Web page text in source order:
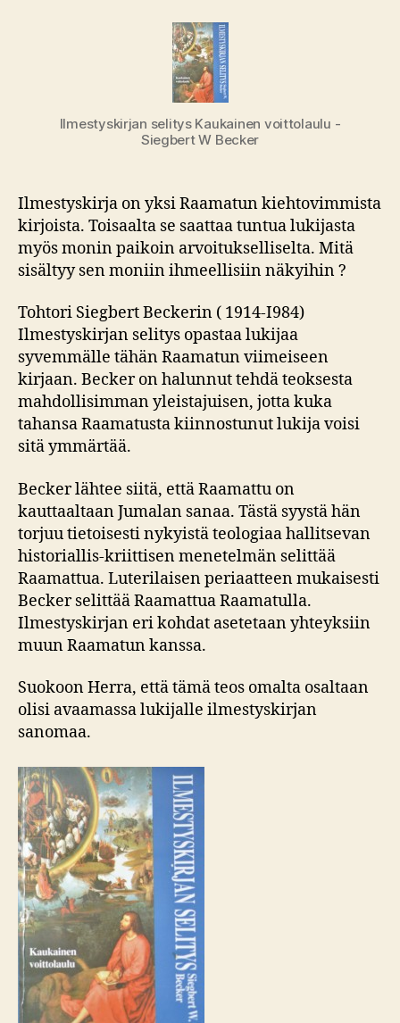
Ilmestyskirjan selitys Kaukainen voittolaulu -
Siegbert W Becker
Ilmestyskirja on yksi Raamatun kieh­tovimmista
kirjoista. Toisaalta se saattaa tuntua lukijasta
myös monin paikoin arvoi­tukselliselta. Mitä
sisältyy sen moniin ihmeellisiin näkyihin ?
Tohtori Siegbert Beckerin ( 1914-­I984)
Ilmestyskirjan selitys opastaa lu­kijaa
syvemmälle tähän Raamatun viimei­seen
kirjaan. Becker on halunnut tehdä teoksesta
mahdollisimman yleistajuisen, jot­ta kuka
tahansa Raamatusta kiinnostunut lu­kija voisi
sitä ymmärtää.
Becker lähtee siitä, että Raamattu on
kauttaaltaan Jumalan sanaa. Tästä syystä hän
torjuu tietoisesti nykyistä teologiaa hal­litsevan
historiallis-kriittisen menetelmän se­littää
Raamattua. Luterilaisen periaatteen mukaisesti
Becker selittää Raamattua Raamatulla.
Ilmestyskirjan eri kohdat ase­tetaan yhteyksiin
muun Raamatun kanssa.
Suokoon Herra, että tämä teos omalta osaltaan
olisi avaamassa lukijalle ilmestys­kirjan
sanomaa.